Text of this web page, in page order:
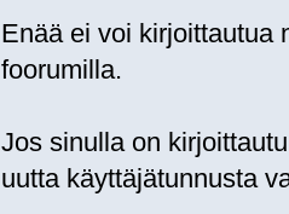
Enää ei voi kirjoittautua
foorumilla.
Jos sinulla on
uutta käyttäjätunnusta